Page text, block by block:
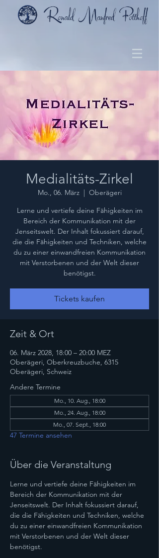
Medialitäts-Zirkel
Mo., 06. März
  |
Oberägeri
Lerne und vertiefe deine Fähigkeiten im
Bereich der Kommunikation mit der
Jenseitswelt. Der Inhalt fokussiert darauf,
die die Fähigkeiten und Techniken, welche
du zu einer einwandfreien Kommunikation
mit Verstorbenen und der Welt dieser
benötigst.
Tickets kaufen
Zeit & Ort
06. März 2028, 18:00 – 20:00 MEZ
Oberägeri, Oberkreuzbuche, 6315
Oberägeri, Schweiz
Andere Termine
Mo., 10. Aug., 18:00
Mo., 24. Aug., 18:00
Mo., 07. Sept., 18:00
47 Termine ansehen
Über die Veranstaltung
Lerne und vertiefe deine Fähigkeiten im
Bereich der Kommunikation mit der
Jenseitswelt. Der Inhalt fokussiert darauf,
die die Fähigkeiten und Techniken, welche
du zu einer einwandfreien Kommunikation
mit Verstorbenen und der Welt dieser
benötigst.